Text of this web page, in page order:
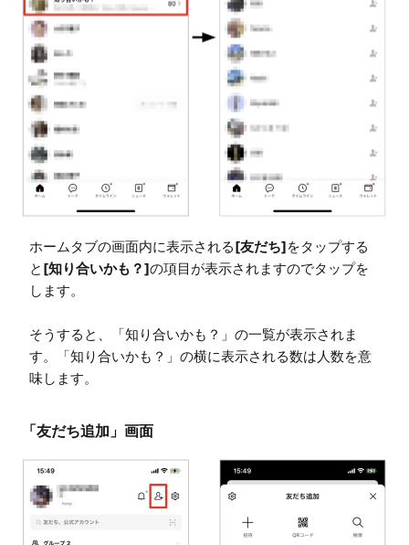
ホームタブの画面内に表示される[友だち]をタップする
と [知り合いかも？]の項目が表示されますのでタップを
します。
そうすると、「知り合いかも？」の一覧が表示されま
す。「知り合いかも？」の横に表示される数は人数を意
味します。
「友だち追加」画面